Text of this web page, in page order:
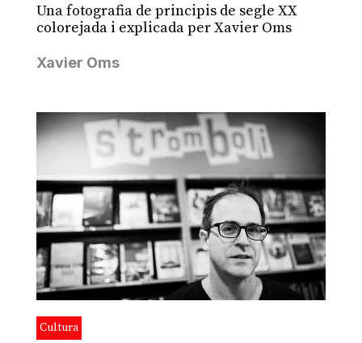
Una fotografia de principis de segle XX
colorejada i explicada per Xavier Oms
Xavier Oms
Cultura